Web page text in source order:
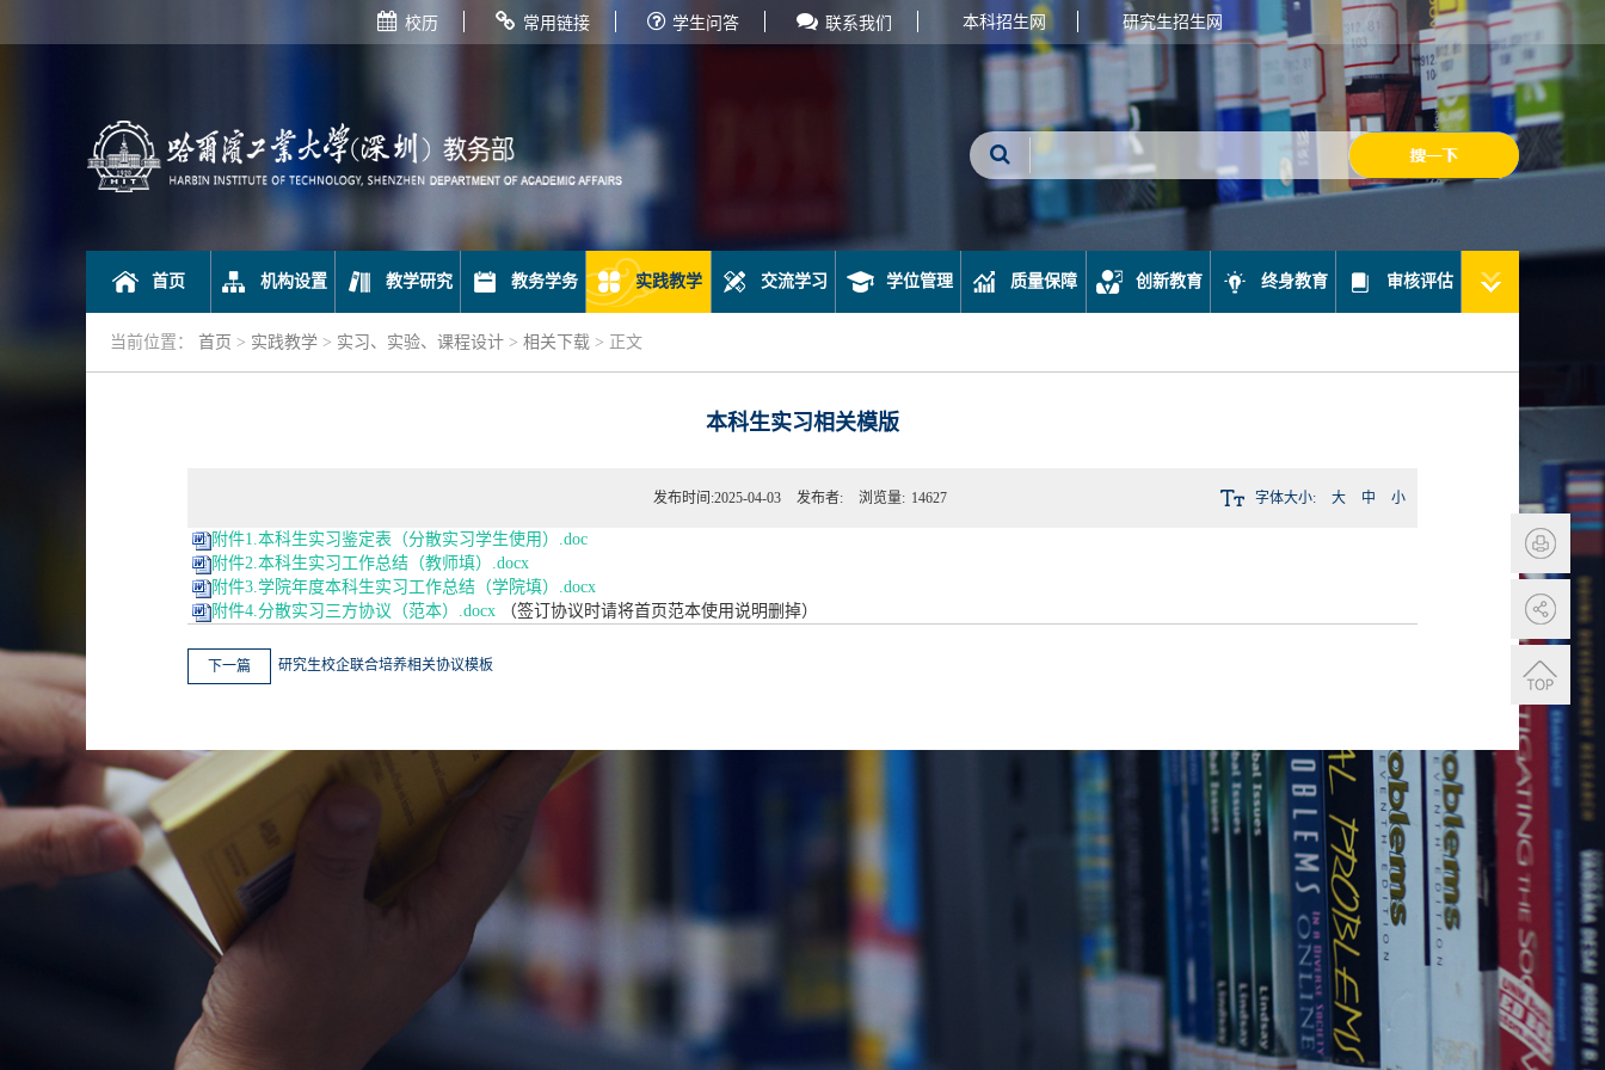
校历 常用链接 学生问答 联系我们 本科招生网 研究生招生网
首页 机构设置 教学研究 教务学务 实践教学 交流学习 学位管理 质量保障 创新教育 终身教育 审核评估
当前位置： 首页 > 实践教学 > 实习、实验、课程设计 > 相关下载 > 正文
本科生实习相关模版
发布时间:2025-04-03 发布者: 浏览量: 14627 字体大小: 大 中 小
附件1.本科生实习鉴定表（分散实习学生使用）.doc
附件2.本科生实习工作总结（教师填）.docx
附件3.学院年度本科生实习工作总结（学院填）.docx
附件4.分散实习三方协议（范本）.docx （签订协议时请将首页范本使用说明删掉）
下一篇 研究生校企联合培养相关协议模板